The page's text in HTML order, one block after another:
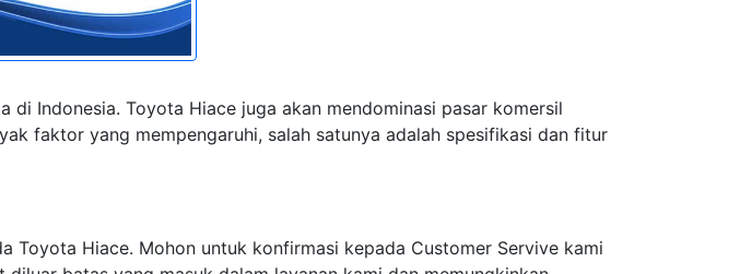
Indonesia. Toyota Hiace juga akan mendominasi pasar komersil
faktor yang mempengaruhi, salah satunya adalah spesifikasi dan fitur
Toyota Hiace. Mohon untuk konfirmasi kepada Customer Servive kami